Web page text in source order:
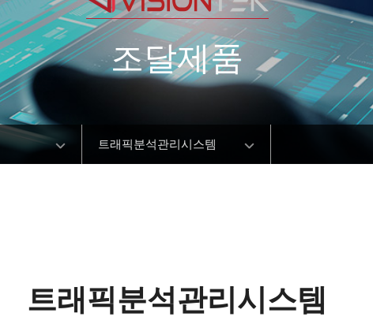
조달제품
트래픽분석관리시스템
트래픽분석관리시스템